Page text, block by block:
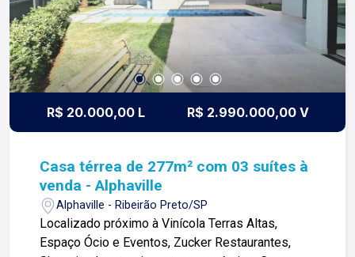
de tudo que fazemos. Todos os dias
construímos laços fortes e indeléveis com
nossos proprietários e clientes. Somos uma
imobiliária que equilibra a tradicionalidade com o
arrojo e a força comercial da atualidade. A Lago é
sua principal imobiliária em Ribeirão Preto!
R$ 20.000,00 L R$ 2.990.000,00 V
Casa térrea de 277m² com 03 suítes à
venda - Alphaville
Alphaville - Ribeirão Preto/SP
Localizado próximo à Vinícola Terras Altas,
Espaço Ócio e Eventos, Zucker Restaurantes,